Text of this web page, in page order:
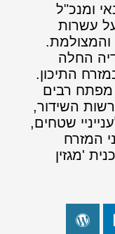
ומנכ"ל
עשרות
והמצולמת.
החלה
התיכון.
מפתח רבים
השידור,
שטחים,
המזרח
'מגזין